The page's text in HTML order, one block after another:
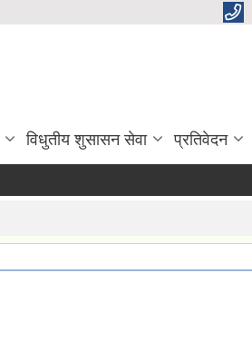
विधुतीय शुसासन सेवा प्रतिवेदन